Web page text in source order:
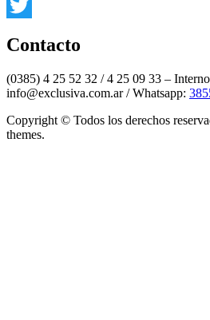
Instagram
Contacto
(0385) 4 25 52 32 / 4 25 09 33 –
info@exclusiva.com.ar / Whatsapp:
Copyright © Todos los derechos
themes.